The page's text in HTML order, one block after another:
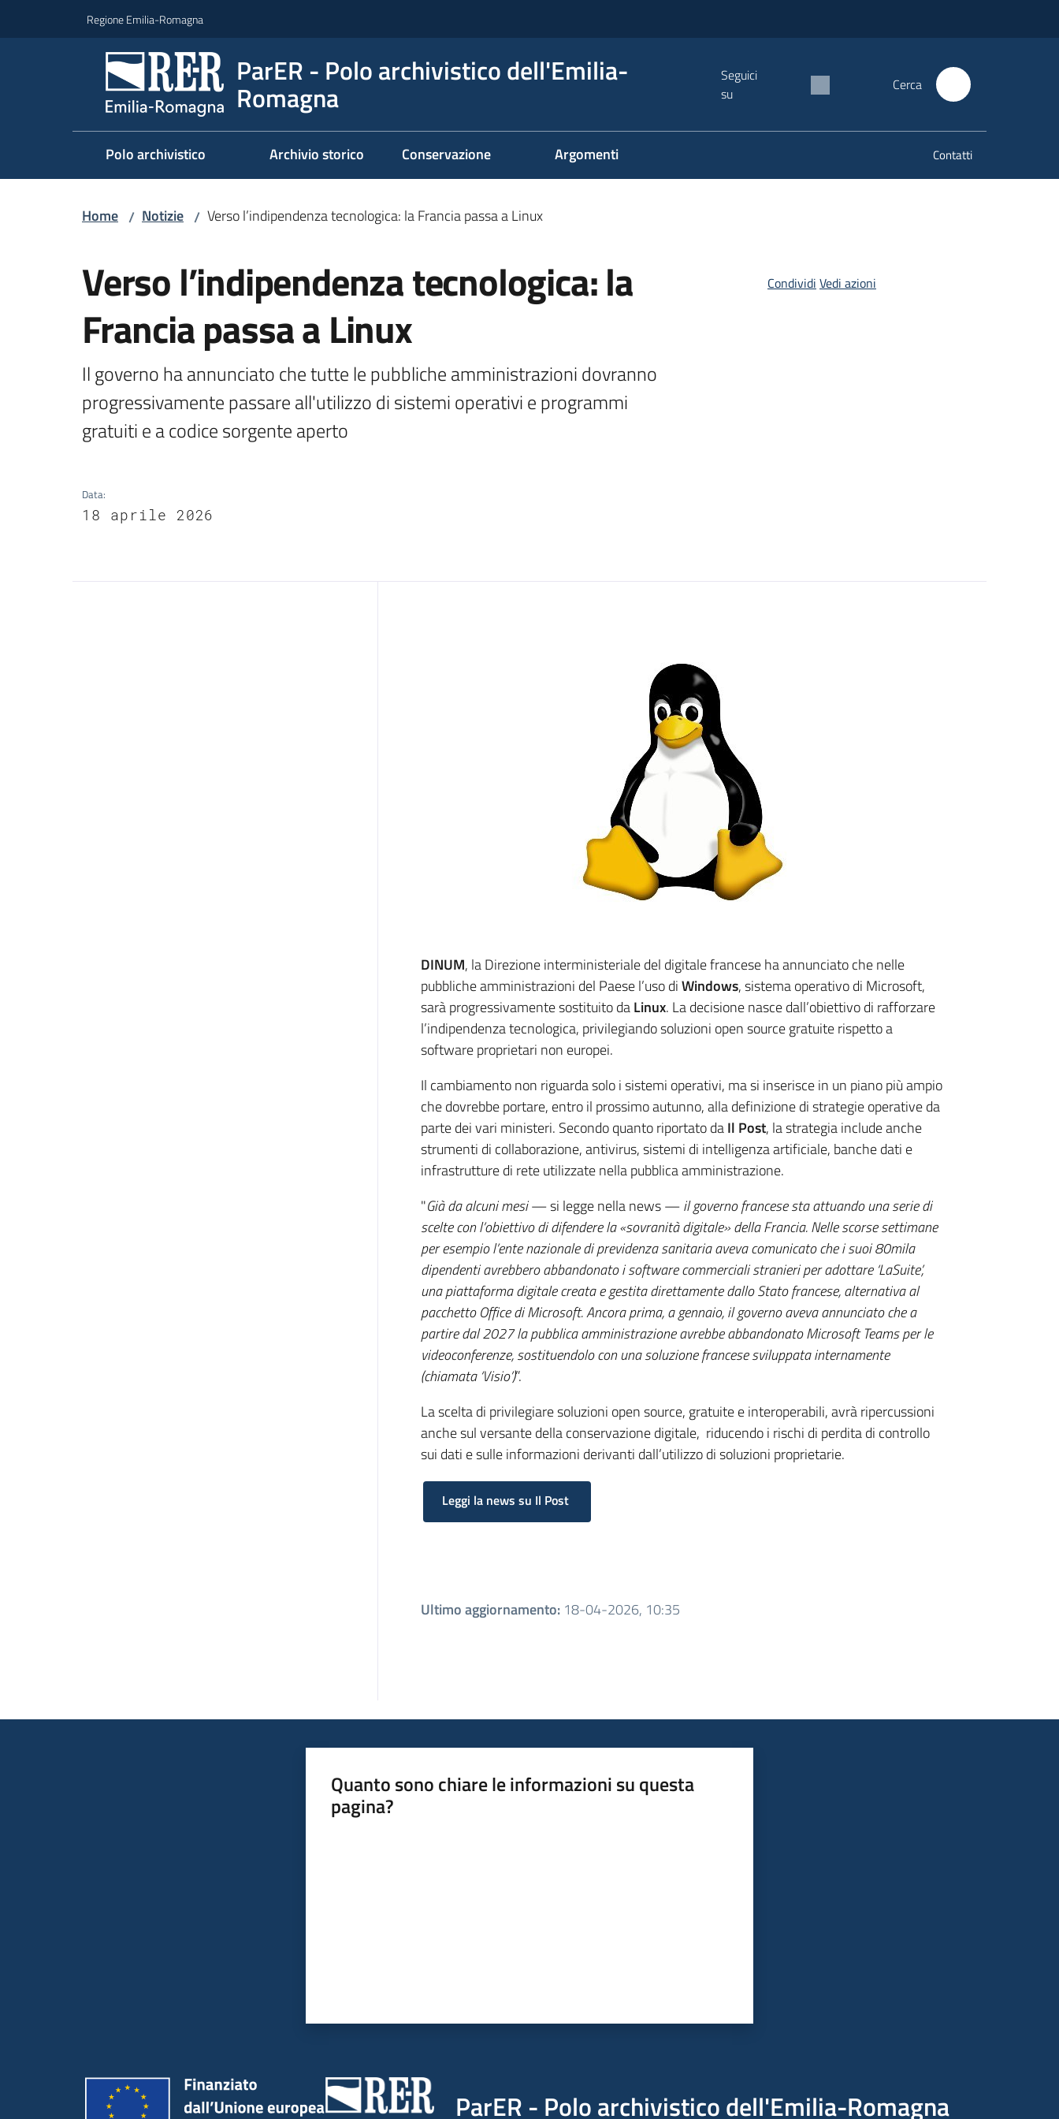
Regione Emilia-Romagna
ParER - Polo archivistico dell'Emilia-
Romagna
Seguici
su
Cerca
Polo archivistico Archivio storico Conservazione Argomenti Contatti
Home / Notizie / Verso l’indipendenza tecnologica: la Francia passa a Linux
Verso l’indipendenza tecnologica: la
Francia passa a Linux
Il governo ha annunciato che tutte le pubbliche amministrazioni dovranno
progressivamente passare all'utilizzo di sistemi operativi e programmi
gratuiti e a codice sorgente aperto
Data:
18 aprile 2026
Condividi Vedi azioni
DINUM, la Direzione interministeriale del digitale francese ha annunciato che nelle
pubbliche amministrazioni del Paese l’uso diWindows, sistema operativo di Microsoft,
sarà progressivamente sostituito daLinux. La decisione nasce dall’obiettivo di rafforzare
l’indipendenza tecnologica, privilegiando soluzioni open source gratuite rispetto a
software proprietari non europei.
Il cambiamento non riguarda solo i sistemi operativi, ma si inserisce in un piano più ampio
che dovrebbe portare, entro il prossimo autunno, alla definizione di strategie operative da
parte dei vari ministeri. Secondo quanto riportato daIl Post, la strategia include anche
strumenti di collaborazione, antivirus, sistemi di intelligenza artificiale, banche dati e
infrastrutture di rete utilizzate nella pubblica amministrazione.
"Già da alcuni mesi— si legge nella news —il governo francese sta attuando una serie di
scelte con l’obiettivo di difendere la «sovranità digitale» della Francia. Nelle scorse settimane
per esempio l’ente nazionale di previdenza sanitaria aveva comunicato che i suoi 80mila
dipendenti avrebbero abbandonato i software commerciali stranieri per adottare ‘LaSuite’,
una piattaforma digitale creata e gestita direttamente dallo Stato francese, alternativa al
pacchetto Office di Microsoft. Ancora prima, a gennaio, il governo aveva annunciato che a
partire dal 2027 la pubblica amministrazione avrebbe abbandonato Microsoft Teams per le
videoconferenze, sostituendolo con una soluzione francese sviluppata internamente
(chiamata ‘Visio’)”.
La scelta di privilegiare soluzioni open source, gratuite e interoperabili, avrà ripercussioni
anche sul versante della conservazione digitale, riducendo i rischi di perdita di controllo
sui dati e sulle informazioni derivanti dall’utilizzo di soluzioni proprietarie.
Leggi la news su Il Post
Ultimo aggiornamento: 18-04-2026, 10:35
Quanto sono chiare le informazioni su questa
pagina?
ParER - Polo archivistico dell'Emilia-Romagna